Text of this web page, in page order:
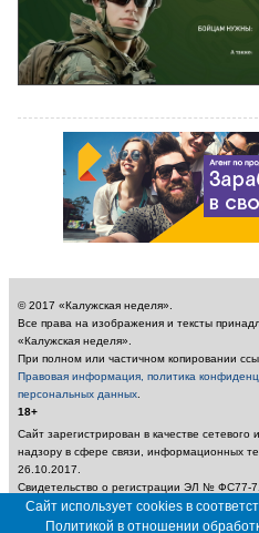
© 2017 «Калужская неделя».
Все права на изображения и тексты
«Калужская неделя».
При полном или частичном копировании
Правовая информация, политика
персональных данных
18+
Сайт зарегистрирован в качестве
надзору в сфере связи, информационных
26.10.2017.
Свидетельство о регистрации ЭЛ № ФС77-
Учредитель: Муниципальное бюджетное
неделя»
Сайт использует cookies в
Политикой в отношении